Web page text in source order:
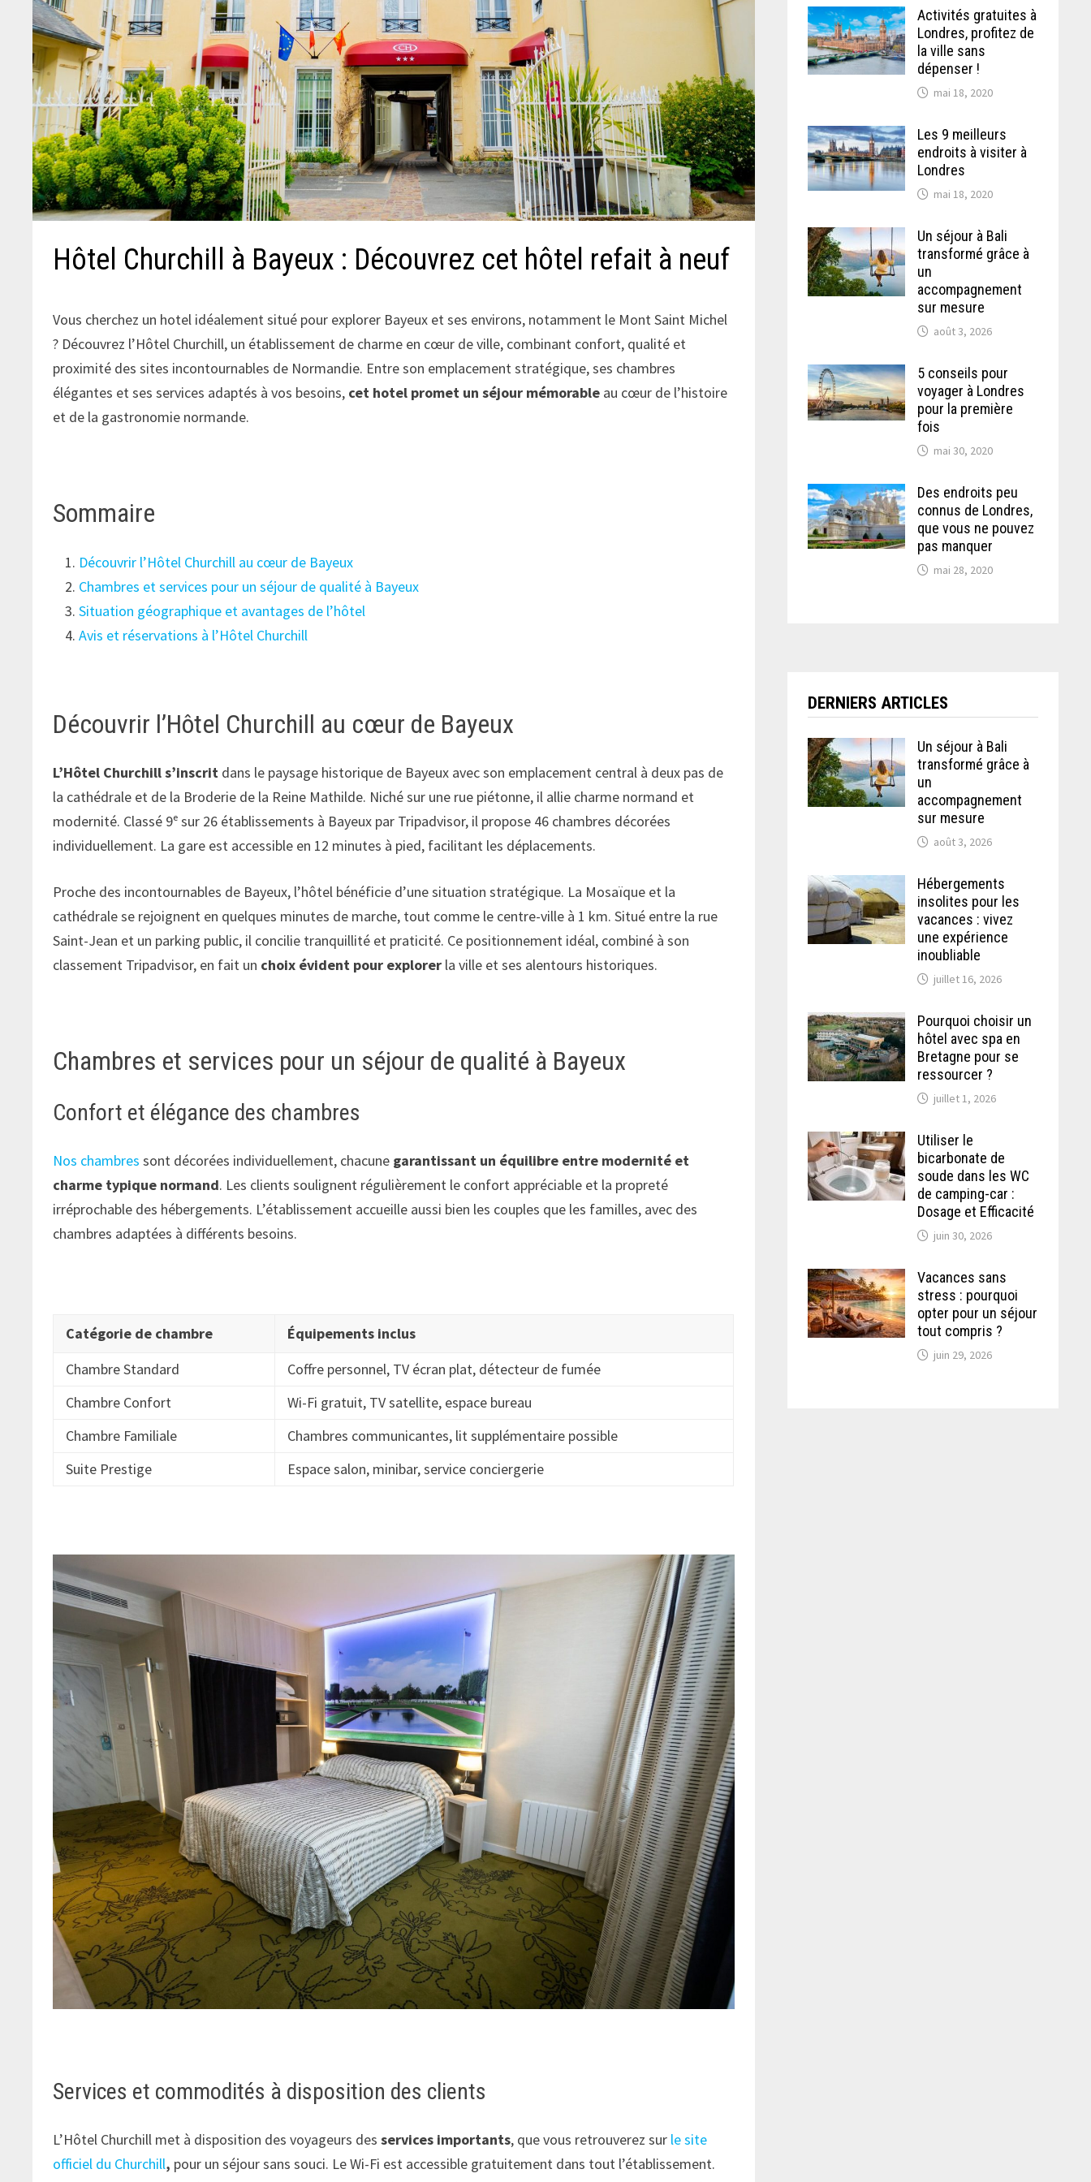
Hôtel Churchill à Bayeux : Découvrez cet hôtel refait à neuf
Vous cherchez un hotel idéalement situé pour explorer Bayeux et ses environs, notamment le Mont Saint Michel
? Découvrez l’Hôtel Churchill, un établissement de charme en cœur de ville, combinant confort, qualité et
proximité des sites incontournables de Normandie. Entre son emplacement stratégique, ses chambres
élégantes et ses services adaptés à vos besoins, cet hotel promet un séjour mémorable au cœur de l’histoire
et de la gastronomie normande.
Sommaire
Découvrir l’Hôtel Churchill au cœur de Bayeux
Chambres et services pour un séjour de qualité à Bayeux
Situation géographique et avantages de l’hôtel
Avis et réservations à l’Hôtel Churchill
Découvrir l’Hôtel Churchill au cœur de Bayeux
L’Hôtel Churchill s’inscrit dans le paysage historique de Bayeux avec son emplacement central à deux pas de
la cathédrale et de la Broderie de la Reine Mathilde. Niché sur une rue piétonne, il allie charme normand et
modernité. Classé 9ᵉ sur 26 établissements à Bayeux par Tripadvisor, il propose 46 chambres décorées
individuellement. La gare est accessible en 12 minutes à pied, facilitant les déplacements.
Proche des incontournables de Bayeux, l’hôtel bénéficie d’une situation stratégique. La Mosaïque et la
cathédrale se rejoignent en quelques minutes de marche, tout comme le centre-ville à 1 km. Situé entre la rue
Saint-Jean et un parking public, il concilie tranquillité et praticité. Ce positionnement idéal, combiné à son
classement Tripadvisor, en fait un choix évident pour explorer la ville et ses alentours historiques.
Chambres et services pour un séjour de qualité à Bayeux
Confort et élégance des chambres
Nos chambres sont décorées individuellement, chacune garantissant un équilibre entre modernité et
charme typique normand. Les clients soulignent régulièrement le confort appréciable et la propreté
irréprochable des hébergements. L’établissement accueille aussi bien les couples que les familles, avec des
chambres adaptées à différents besoins.
Catégorie de chambre
Équipements inclus
Chambre Standard
Coffre personnel, TV écran plat, détecteur de fumée
Chambre Confort
Wi-Fi gratuit, TV satellite, espace bureau
Chambre Familiale
Chambres communicantes, lit supplémentaire possible
Suite Prestige
Espace salon, minibar, service conciergerie
Services et commodités à disposition des clients
L’Hôtel Churchill met à disposition des voyageurs desservices importants, que vous retrouverez sur le site
officiel du Churchill, pour un séjour sans souci. Le Wi-Fi est accessible gratuitement dans tout l’établissement.
Activités gratuites à
Londres, profitez de
la ville sans
dépenser !
mai 18, 2020
Les 9 meilleurs
endroits à visiter à
Londres
mai 18, 2020
Un séjour à Bali
transformé grâce à
un
accompagnement
sur mesure
août 3, 2026
5 conseils pour
voyager à Londres
pour la première
fois
mai 30, 2020
Des endroits peu
connus de Londres,
que vous ne pouvez
pas manquer
mai 28, 2020
DERNIERS ARTICLES
Un séjour à Bali
transformé grâce à
un
accompagnement
sur mesure
août 3, 2026
Hébergements
insolites pour les
vacances : vivez
une expérience
inoubliable
juillet 16, 2026
Pourquoi choisir un
hôtel avec spa en
Bretagne pour se
ressourcer ?
juillet 1, 2026
Utiliser le
bicarbonate de
soude dans les WC
de camping-car :
Dosage et Efficacité
juin 30, 2026
Vacances sans
stress : pourquoi
opter pour un séjour
tout compris ?
juin 29, 2026